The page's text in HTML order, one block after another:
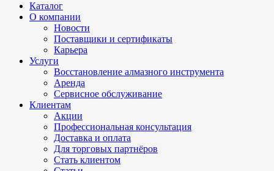
Каталог
О компании
Новости
Поставщики и сертификаты
Карьера
Услуги
Восстановление алмазного инструмента
Аренда
Сервисное обслуживание
Клиентам
Акции
Профессиональная консультация
Доставка и оплата
Для торговых партнёров
Стать клиентом